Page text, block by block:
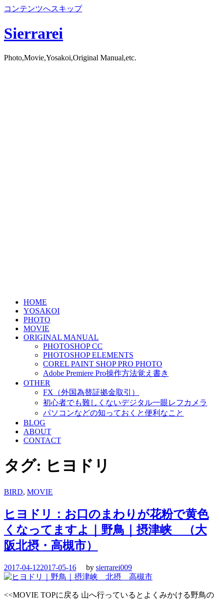
コンテンツへスキップ
Sierrarei
Photo,Movie,Yosakoi,Original Manual,etc.
HOME
YOSAKOI
PHOTO
MOVIE
ORIGINAL MANUAL
PHOTOSHOP CC
PHOTOSHOP ELEMENTS
COREL PAINT SHOP PRO PHOTO
Adobe Premiere Pro操作方法覚え書き
OTHER
FX（外国為替証拠金取引）
初心者でも難しくないデジタル一眼レフカメラ
パソコンなどの知っておくと便利なこと
BLOG
ABOUT
CONTACT
タグ: ヒヨドリ
BIRD, MOVIE
ヒヨドリ：お口のまわりが花粉で黄色
くなってますよ｜野鳥｜摂津峡 （大
阪北摂・高槻市）
2017-04-122017-05-16 by sierrarei009
<<MOVIE TOPに戻る 山へ行っているとよくみかける野鳥の